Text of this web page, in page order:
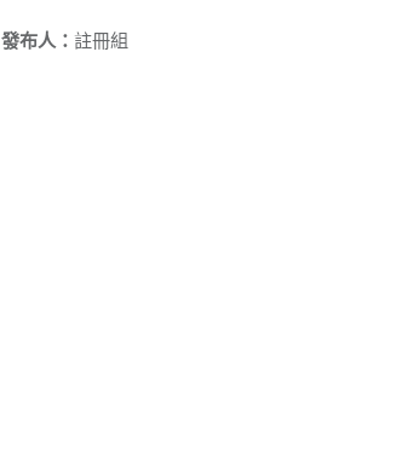
發布人： 註冊組